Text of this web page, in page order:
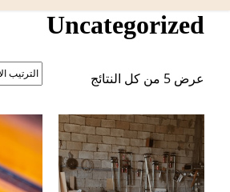
المحتوى
Uncategorized
عرض ⁦5⁩ من كل النتائج